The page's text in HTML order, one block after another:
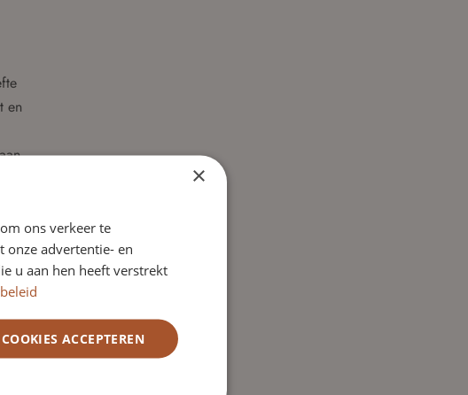
en
is
×
ons verkeer te
onze advertentie- en
u aan hen heeft verstrekt
COOKIES ACCEPTEREN